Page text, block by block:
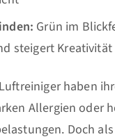
Grün im
steigert Kreativität
haben
Allergien oder
Doch